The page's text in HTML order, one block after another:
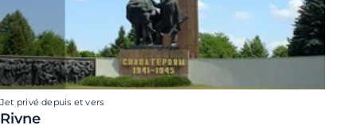
Jet privé depuis et vers
Rivne